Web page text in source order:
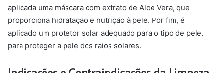
aplicada uma máscara com extrato de Aloe Vera, que
proporciona hidratação e nutrição à pele. Por fim, é
aplicado um protetor solar adequado para o tipo de pele,
para proteger a pele dos raios solares.